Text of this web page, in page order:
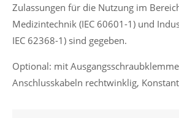
Zulassungen für die Nutzung im
Medizintechnik (IEC 60601-1) und
IEC 62368-1) sind gegeben.
Optional: mit
Anschlusskabeln rechtwinklig,